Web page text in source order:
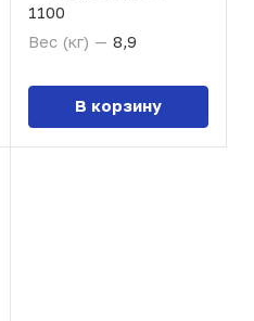
1100
Вес (кг) — 8,9
В корзину